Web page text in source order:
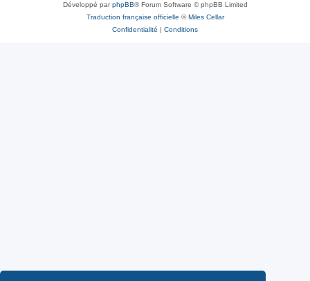
Développé parphpBB® Forum Software © phpBB Limited
Traduction française officielle ©Miles Cellar
Confidentialité | Conditions